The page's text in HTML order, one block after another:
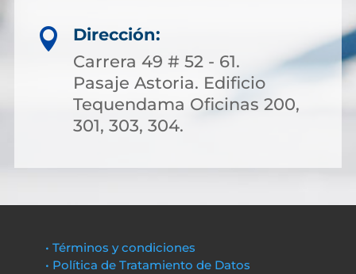

Dirección:
Carrera 49 # 52 - 61.
Pasaje Astoria. Edificio
Tequendama Oficinas 200,
301, 303, 304.
• Términos y condiciones
• Política de Tratamiento de Datos